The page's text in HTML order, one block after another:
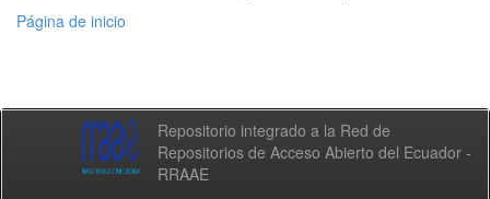
Página de inicio
Repositorio integrado a la Red de
Repositorios de Acceso Abierto del Ecuador -
RRAAE